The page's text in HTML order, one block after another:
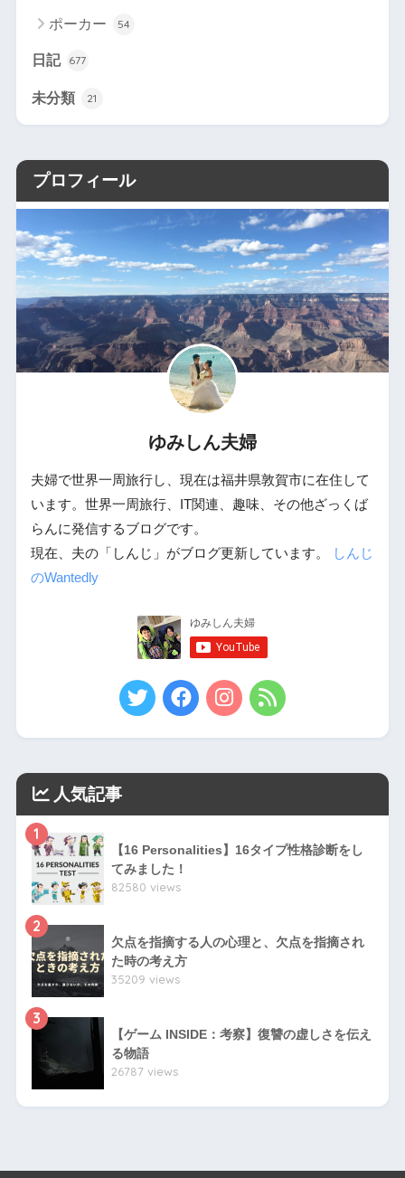
ポーカー 54
日記 677
未分類 21
プロフィール
ゆみしん夫婦
夫婦で世界一周旅行し、現在は福井県敦賀市に在住して
います。世界一周旅行、IT関連、趣味、その他ざっくば
らんに発信するブログです。
現在、夫の「しんじ」がブログ更新しています。
しんじ
のWantedly
人気記事
1
【16 Personalities】16タイプ性格診断をし
てみました！
82580 views
2
欠点を指摘する人の心理と、欠点を指摘され
た時の考え方
35209 views
3
【ゲーム INSIDE：考察】復讐の虚しさを伝え
る物語
26787 views